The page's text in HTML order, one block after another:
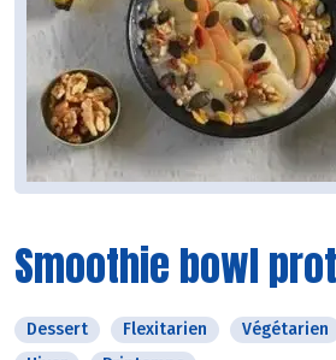
Smoothie bowl
Dessert Flexitarien Végétarien